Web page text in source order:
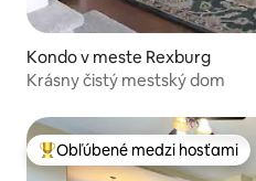
Kondo v meste Rexburg
Krásny čistý mestský dom
Najobľúbenejšie medzi hosťami
Obľúbené medzi hosťami